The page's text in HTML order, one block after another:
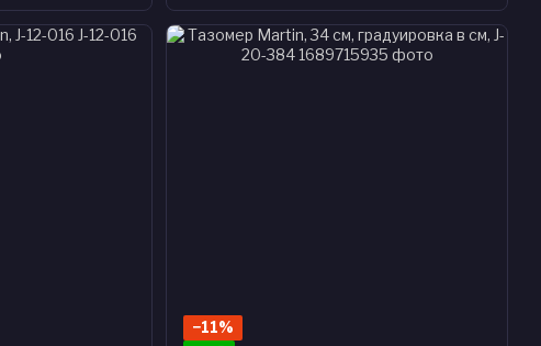
−11%